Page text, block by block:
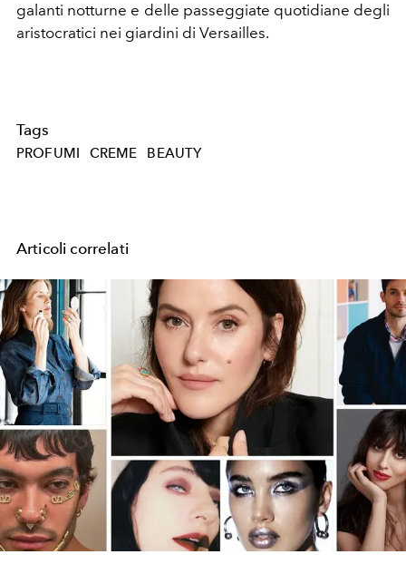
galanti notturne e delle passeggiate quotidiane degli
aristocratici nei giardini di Versailles.
Tags
PROFUMI CREME BEAUTY
Articoli correlati